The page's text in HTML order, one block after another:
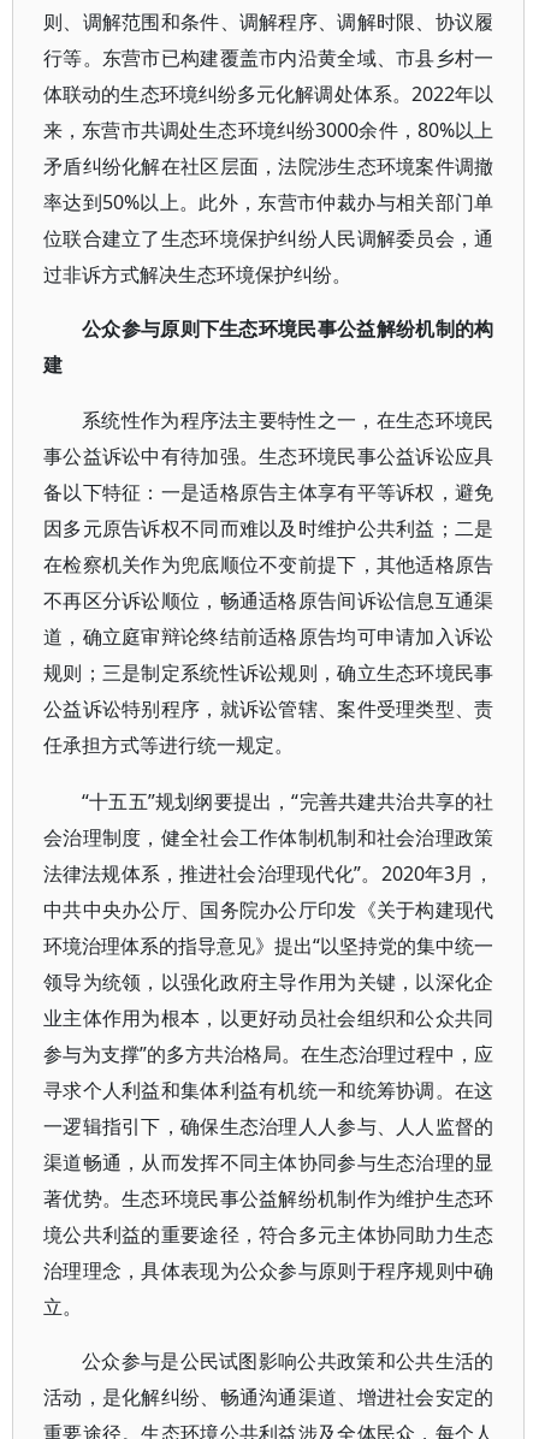
则、调解范围和条件、调解程序、调解时限、协议履
行等。东营市已构建覆盖市内沿黄全域、市县乡村一
体联动的生态环境纠纷多元化解调处体系。2022年以
来，东营市共调处生态环境纠纷3000余件，80%以上
矛盾纠纷化解在社区层面，法院涉生态环境案件调撤
率达到50%以上。此外，东营市仲裁办与相关部门单
位联合建立了生态环境保护纠纷人民调解委员会，通
过非诉方式解决生态环境保护纠纷。
公众参与原则下生态环境民事公益解纷机制的构
建
系统性作为程序法主要特性之一，在生态环境民
事公益诉讼中有待加强。生态环境民事公益诉讼应具
备以下特征：一是适格原告主体享有平等诉权，避免
因多元原告诉权不同而难以及时维护公共利益；二是
在检察机关作为兜底顺位不变前提下，其他适格原告
不再区分诉讼顺位，畅通适格原告间诉讼信息互通渠
道，确立庭审辩论终结前适格原告均可申请加入诉讼
规则；三是制定系统性诉讼规则，确立生态环境民事
公益诉讼特别程序，就诉讼管辖、案件受理类型、责
任承担方式等进行统一规定。
“十五五”规划纲要提出，“完善共建共治共享的社
会治理制度，健全社会工作体制机制和社会治理政策
法律法规体系，推进社会治理现代化”。2020年3月，
中共中央办公厅、国务院办公厅印发《关于构建现代
环境治理体系的指导意见》提出“以坚持党的集中统一
领导为统领，以强化政府主导作用为关键，以深化企
业主体作用为根本，以更好动员社会组织和公众共同
参与为支撑”的多方共治格局。在生态治理过程中，应
寻求个人利益和集体利益有机统一和统筹协调。在这
一逻辑指引下，确保生态治理人人参与、人人监督的
渠道畅通，从而发挥不同主体协同参与生态治理的显
著优势。生态环境民事公益解纷机制作为维护生态环
境公共利益的重要途径，符合多元主体协同助力生态
治理理念，具体表现为公众参与原则于程序规则中确
立。
公众参与是公民试图影响公共政策和公共生活的
活动，是化解纠纷、畅通沟通渠道、增进社会安定的
重要途径。生态环境公共利益涉及全体民众，每个人